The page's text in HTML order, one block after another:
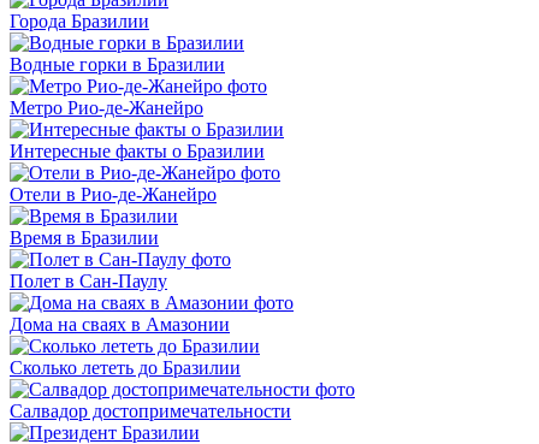
Города Бразилии
Водные горки в Бразилии
Метро Рио-де-Жанейро
Интересные факты о Бразилии
Отели в Рио-де-Жанейро
Время в Бразилии
Полет в Сан-Паулу
Дома на сваях в Амазонии
Cколько лететь до Бразилии
Салвадор достопримечательности